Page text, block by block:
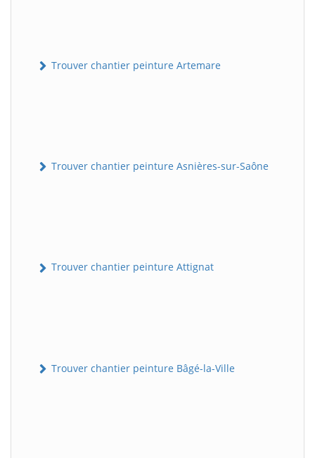
Trouver chantier peinture Artemare
Trouver chantier peinture Asnières-sur-Saône
Trouver chantier peinture Attignat
Trouver chantier peinture Bâgé-la-Ville